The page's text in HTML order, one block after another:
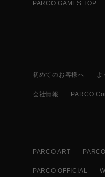
PARCO GAMES TOP
初めてのお客様へ よ
会社情報 PARCO
PARCO ART
PARCO OFFICIAL